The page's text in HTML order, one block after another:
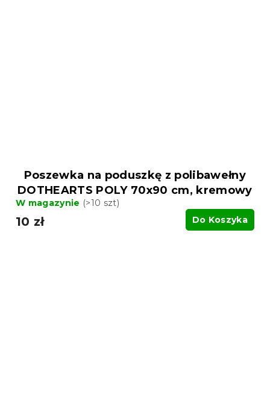
Poszewka na poduszkę z polibawełny
DOTHEARTS POLY 70x90 cm, kremowy
W magazynie (>10 szt)
10 zł Do Koszyka